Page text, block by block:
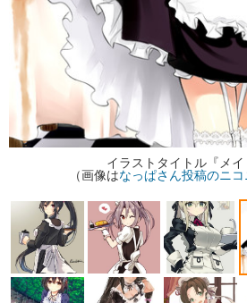
イラストタイトル『メイ
（画像はなっぱさん投稿のニ